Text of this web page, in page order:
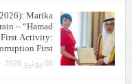
Marika
– “Hamad
First Activity:
First
08 يونيو 2026